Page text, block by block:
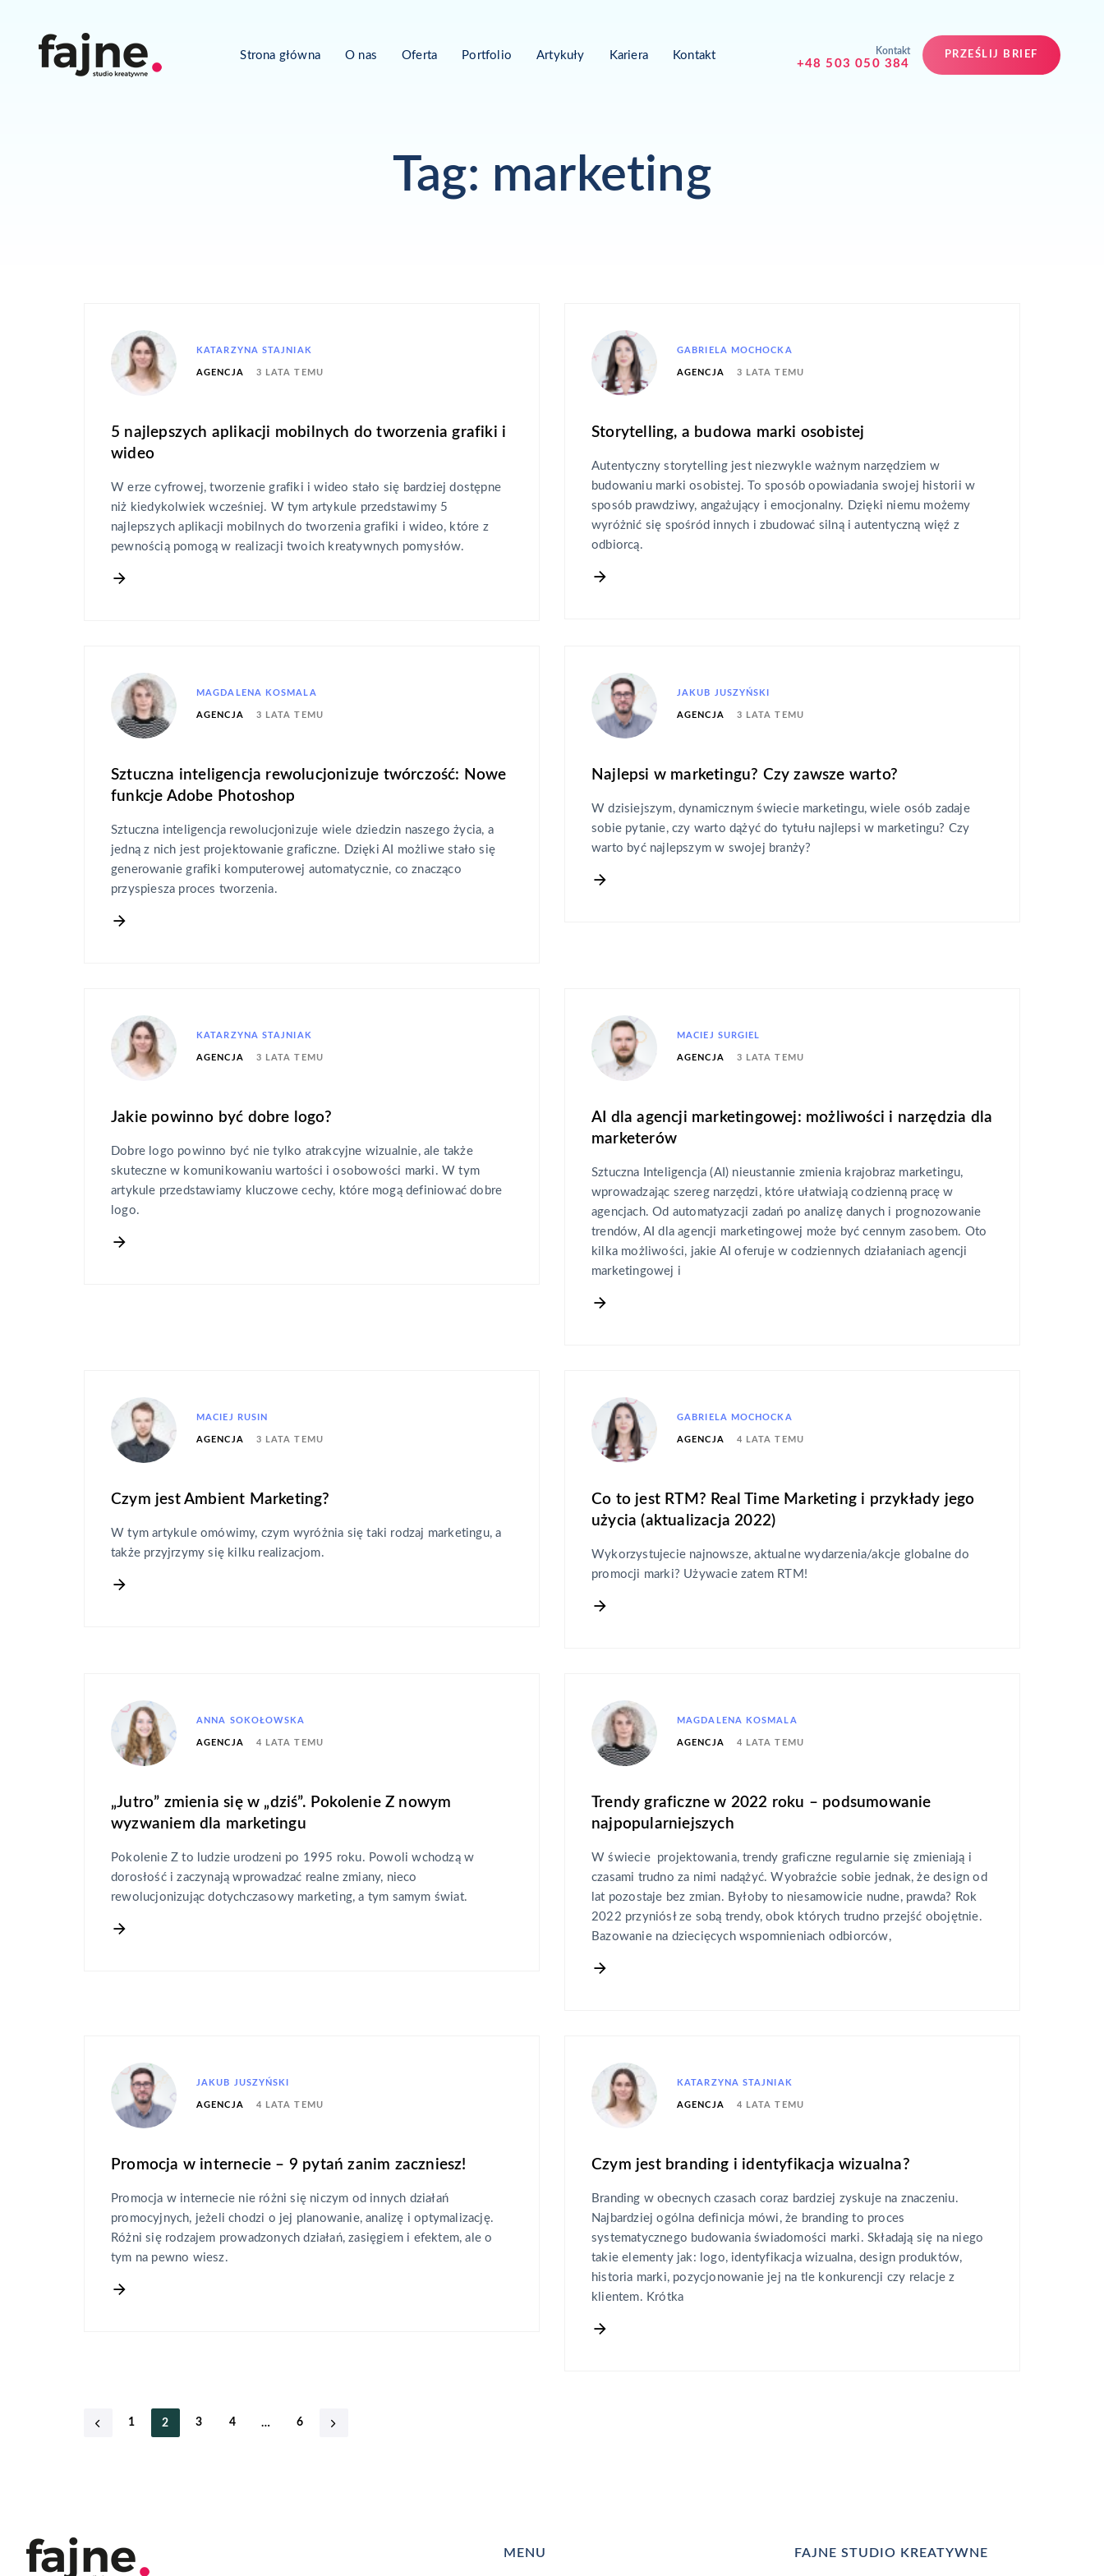
Strona główna O nas Oferta Portfolio Artykuły Kariera Kontakt Kontakt
+48 503 050 384
PRZEŚLIJ BRIEF
Tag: marketing
KATARZYNA STAJNIAK
AGENCJA 3 LATA TEMU
5 najlepszych aplikacji mobilnych do tworzenia grafiki i
wideo
W erze cyfrowej, tworzenie grafiki i wideo stało się bardziej dostępne
niż kiedykolwiek wcześniej. W tym artykule przedstawimy 5
najlepszych aplikacji mobilnych do tworzenia grafiki i wideo, które z
pewnością pomogą w realizacji twoich kreatywnych pomysłów.
GABRIELA MOCHOCKA
AGENCJA 3 LATA TEMU
Storytelling, a budowa marki osobistej
Autentyczny storytelling jest niezwykle ważnym narzędziem w
budowaniu marki osobistej. To sposób opowiadania swojej historii w
sposób prawdziwy, angażujący i emocjonalny. Dzięki niemu możemy
wyróżnić się spośród innych i zbudować silną i autentyczną więź z
odbiorcą.
MAGDALENA KOSMALA
AGENCJA 3 LATA TEMU
Sztuczna inteligencja rewolucjonizuje twórczość: Nowe
funkcje Adobe Photoshop
Sztuczna inteligencja rewolucjonizuje wiele dziedzin naszego życia, a
jedną z nich jest projektowanie graficzne. Dzięki AI możliwe stało się
generowanie grafiki komputerowej automatycznie, co znacząco
przyspiesza proces tworzenia.
JAKUB JUSZYŃSKI
AGENCJA 3 LATA TEMU
Najlepsi w marketingu? Czy zawsze warto?
W dzisiejszym, dynamicznym świecie marketingu, wiele osób zadaje
sobie pytanie, czy warto dążyć do tytułu najlepsi w marketingu? Czy
warto być najlepszym w swojej branży?
KATARZYNA STAJNIAK
AGENCJA 3 LATA TEMU
Jakie powinno być dobre logo?
Dobre logo powinno być nie tylko atrakcyjne wizualnie, ale także
skuteczne w komunikowaniu wartości i osobowości marki. W tym
artykule przedstawiamy kluczowe cechy, które mogą definiować dobre
logo.
MACIEJ SURGIEL
AGENCJA 3 LATA TEMU
AI dla agencji marketingowej: możliwości i narzędzia dla
marketerów
Sztuczna Inteligencja (AI) nieustannie zmienia krajobraz marketingu,
wprowadzając szereg narzędzi, które ułatwiają codzienną pracę w
agencjach. Od automatyzacji zadań po analizę danych i prognozowanie
trendów, AI dla agencji marketingowej może być cennym zasobem. Oto
kilka możliwości, jakie AI oferuje w codziennych działaniach agencji
marketingowej i
MACIEJ RUSIN
AGENCJA 3 LATA TEMU
Czym jest Ambient Marketing?
W tym artykule omówimy, czym wyróżnia się taki rodzaj marketingu, a
także przyjrzymy się kilku realizacjom.
GABRIELA MOCHOCKA
AGENCJA 4 LATA TEMU
Co to jest RTM? Real Time Marketing i przykłady jego
użycia (aktualizacja 2022)
Wykorzystujecie najnowsze, aktualne wydarzenia/akcje globalne do
promocji marki? Używacie zatem RTM!
ANNA SOKOŁOWSKA
AGENCJA 4 LATA TEMU
„Jutro” zmienia się w „dziś”. Pokolenie Z nowym
wyzwaniem dla marketingu
Pokolenie Z to ludzie urodzeni po 1995 roku. Powoli wchodzą w
dorosłość i zaczynają wprowadzać realne zmiany, nieco
rewolucjonizując dotychczasowy marketing, a tym samym świat.
MAGDALENA KOSMALA
AGENCJA 4 LATA TEMU
Trendy graficzne w 2022 roku – podsumowanie
najpopularniejszych
W świecie projektowania, trendy graficzne regularnie się zmieniają i
czasami trudno za nimi nadążyć. Wyobraźcie sobie jednak, że design od
lat pozostaje bez zmian. Byłoby to niesamowicie nudne, prawda? Rok
2022 przyniósł ze sobą trendy, obok których trudno przejść obojętnie.
Bazowanie na dziecięcych wspomnieniach odbiorców,
JAKUB JUSZYŃSKI
AGENCJA 4 LATA TEMU
Promocja w internecie – 9 pytań zanim zaczniesz!
Promocja w internecie nie różni się niczym od innych działań
promocyjnych, jeżeli chodzi o jej planowanie, analizę i optymalizację.
Różni się rodzajem prowadzonych działań, zasięgiem i efektem, ale o
tym na pewno wiesz.
KATARZYNA STAJNIAK
AGENCJA 4 LATA TEMU
Czym jest branding i identyfikacja wizualna?
Branding w obecnych czasach coraz bardziej zyskuje na znaczeniu.
Najbardziej ogólna definicja mówi, że branding to proces
systematycznego budowania świadomości marki. Składają się na niego
takie elementy jak: logo, identyfikacja wizualna, design produktów,
historia marki, pozycjonowanie jej na tle konkurencji czy relacje z
klientem. Krótka
1 2 3 4 … 6
MENU FAJNE STUDIO KREATYWNE